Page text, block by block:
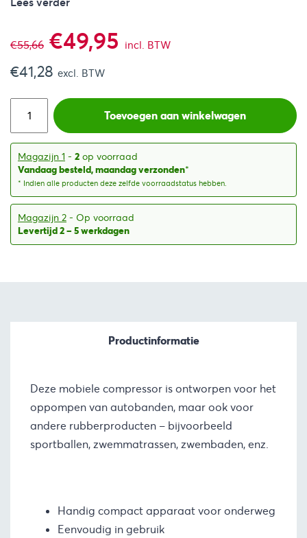
€55,66 Oorspronkelijke
prijs
was:
€55,66.
€49,95 Huidige
is:
€49,95.
incl. BTW
€41,28 excl. BTW
Toevoegen aan winkelwagen
Magazijn 1 - 2 op voorraad
Vandaag besteld, maandag verzonden*
* Indien alle producten deze zelfde voorraadstatus hebben.
Magazijn 2 - Op voorraad
Levertijd 2 – 5 werkdagen
Productinformatie
Deze mobiele compressor is ontworpen voor het
oppompen van autobanden, maar ook voor
andere rubberproducten – bijvoorbeeld
sportballen, zwemmatrassen, zwembaden, enz.
Handig compact apparaat voor onderweg
Eenvoudig in gebruik